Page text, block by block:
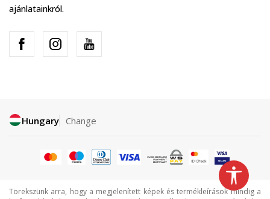
ajánlatainkról.
Hungary Change
Törekszünk arra, hogy a megjelenített képek és termékleírások mindig a